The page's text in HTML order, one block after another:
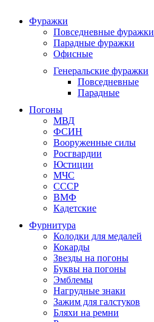
Фуражки
Повседневные фуражки
Парадные фуражки
Офисные
Генеральские фуражки
Повседневные
Парадные
Погоны
МВД
ФСИН
Вооруженные силы
Росгвардии
Юстиции
МЧС
СССР
ВМФ
Кадетские
Фурнитура
Колодки для медалей
Кокарды
Звезды на погоны
Буквы на погоны
Эмблемы
Нагрудные знаки
Зажим для галстуков
Бляхи на ремни